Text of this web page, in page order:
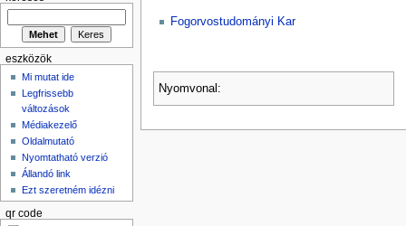
Fogorvostudományi Kar
Nyomvonal:
eszközök
Mi mutat ide
Legfrissebb
változások
Médiakezelő
Oldalmutató
Nyomtatható verzió
Állandó link
Ezt szeretném idézni
qr code